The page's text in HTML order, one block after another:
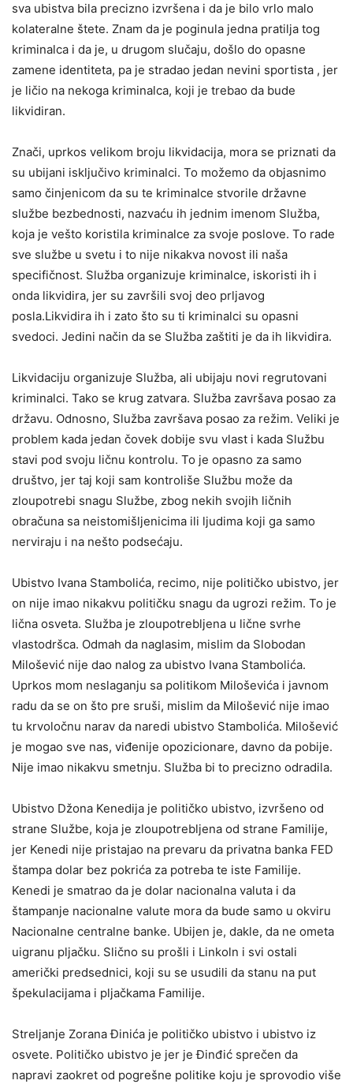
sva ubistva bila precizno izvršena i da je bilo vrlo malo
kolateralne štete. Znam da je poginula jedna pratilja tog
kriminalca i da je, u drugom slučaju, došlo do opasne
zamene identiteta, pa je stradao jedan nevini sportista , jer
je ličio na nekoga kriminalca, koji je trebao da bude
likvidiran.
Znači, uprkos velikom broju likvidacija, mora se priznati da
su ubijani isključivo kriminalci. To možemo da objasnimo
samo činjenicom da su te kriminalce stvorile državne
službe bezbednosti, nazvaću ih jednim imenom Služba,
koja je vešto koristila kriminalce za svoje poslove. To rade
sve službe u svetu i to nije nikakva novost ili naša
specifičnost. Služba organizuje kriminalce, iskoristi ih i
onda likvidira, jer su završili svoj deo prljavog
posla.Likvidira ih i zato što su ti kriminalci su opasni
svedoci. Jedini način da se Služba zaštiti je da ih likvidira.
Likvidaciju organizuje Služba, ali ubijaju novi regrutovani
kriminalci. Tako se krug zatvara. Služba završava posao za
državu. Odnosno, Služba završava posao za režim. Veliki je
problem kada jedan čovek dobije svu vlast i kada Službu
stavi pod svoju ličnu kontrolu. To je opasno za samo
društvo, jer taj koji sam kontroliše Službu može da
zloupotrebi snagu Službe, zbog nekih svojih ličnih
obračuna sa neistomišljenicima ili ljudima koji ga samo
nerviraju i na nešto podsećaju.
Ubistvo Ivana Stambolića, recimo, nije političko ubistvo, jer
on nije imao nikakvu političku snagu da ugrozi režim. To je
lična osveta. Služba je zloupotrebljena u lične svrhe
vlastodršca. Odmah da naglasim, mislim da Slobodan
Milošević nije dao nalog za ubistvo Ivana Stambolića.
Uprkos mom neslaganju sa politikom Miloševića i javnom
radu da se on što pre sruši, mislim da Milošević nije imao
tu krvoločnu narav da naredi ubistvo Stambolića. Milošević
je mogao sve nas, viđenije opozicionare, davno da pobije.
Nije imao nikakvu smetnju. Služba bi to precizno odradila.
Ubistvo Džona Kenedija je političko ubistvo, izvršeno od
strane Službe, koja je zloupotrebljena od strane Familije,
jer Kenedi nije pristajao na prevaru da privatna banka FED
štampa dolar bez pokrića za potreba te iste Familije.
Kenedi je smatrao da je dolar nacionalna valuta i da
štampanje nacionalne valute mora da bude samo u okviru
Nacionalne centralne banke. Ubijen je, dakle, da ne ometa
uigranu pljačku. Slično su prošli i Linkoln i svi ostali
američki predsednici, koji su se usudili da stanu na put
špekulacijama i pljačkama Familije.
Streljanje Zorana Đinića je političko ubistvo i ubistvo iz
osvete. Političko ubistvo je jer je Đinđić sprečen da
napravi zaokret od pogrešne politike koju je sprovodio više